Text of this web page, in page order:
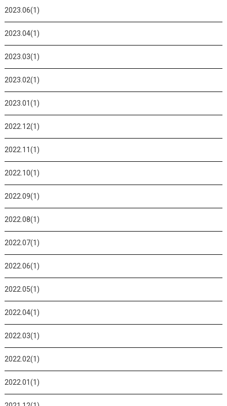
2023.06(1)
2023.04(1)
2023.03(1)
2023.02(1)
2023.01(1)
2022.12(1)
2022.11(1)
2022.10(1)
2022.09(1)
2022.08(1)
2022.07(1)
2022.06(1)
2022.05(1)
2022.04(1)
2022.03(1)
2022.02(1)
2022.01(1)